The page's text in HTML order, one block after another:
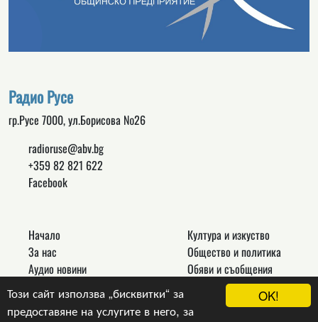
OK!
Този сайт използва „бисквитки“ за
предоставяне на услугите в него, за
Радио Русе
гр.Русе 7000, ул.Борисова №26
radioruse@abv.bg
+359 82 821 622
Facebook
Начало
За нас
Аудио новини
Връзки
Култура и изкуство
Общество и политика
Обяви и съобщения
Новини